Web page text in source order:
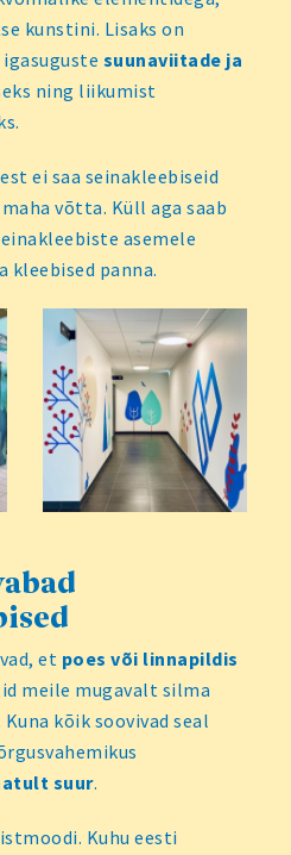
kunstini. Lisaks on
suunaviitade ja
ning liikumist
ei saa seinakleebiseid
võtta. Küll aga saab
asemele
kleebised panna.
et poes või linnapildis
meile mugavalt silma
kõik soovivad seal
suur.
Kuhu eesti